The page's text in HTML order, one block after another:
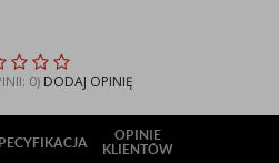
0) DODAJ OPINIĘ
OPINIE
KLIENTÓW